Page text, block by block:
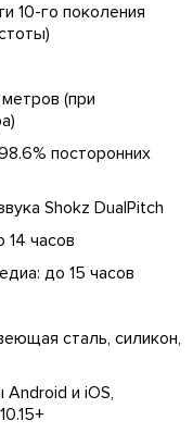
10-го поколения
(при
посторонних
Shokz DualPitch
часов
до 15 часов
сталь, силикон,
и iOS,